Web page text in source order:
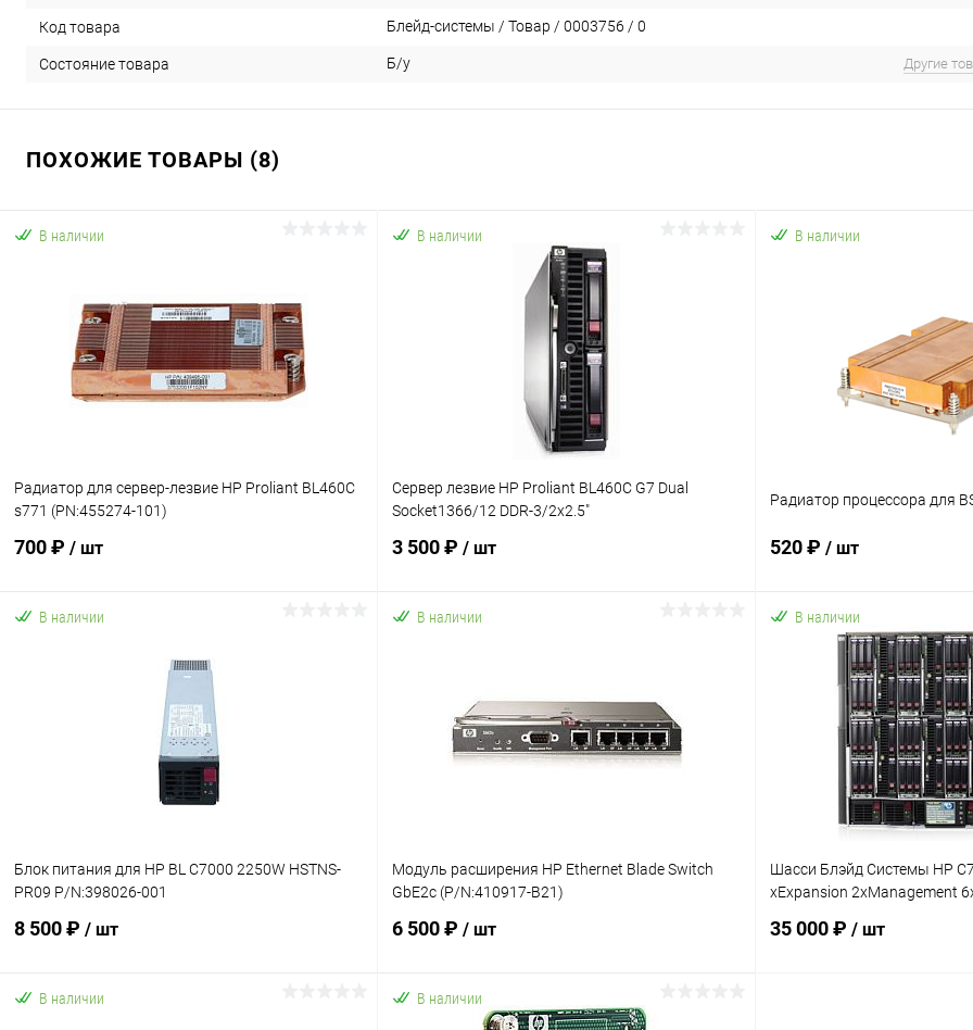
Код товара Блейд-системы / Товар / 0003756 / 0
Состояние товара Б/у Другие
ПОХОЖИЕ ТОВАРЫ (8)
В наличии
Радиатор для сервер-лезвие HP Proliant BL460C
s771 (PN:455274-101)
700 ₽ / шт
В наличии
Сервер лезвие HP Proliant BL460C G7 Dual
Socket1366/12 DDR-3/2x2.5"
3 500 ₽ / шт
В избранное В наличии
В наличии
Радиатор процессора для
520 ₽ / шт
В
Купить в 1 клик
В избранное
В наличии
Блок питания для HP BL C7000 2250W HSTNS-
PR09 P/N:398026-001
8 500 ₽ / шт
В наличии
Модуль расширения HP Ethernet Blade Switch
GbE2c (P/N:410917-B21)
6 500 ₽ / шт
В корзину
В наличии
Шасси Блэйд Системы HP
xExpansion 2xManagement
35 000 ₽ / шт
В наличии В наличии